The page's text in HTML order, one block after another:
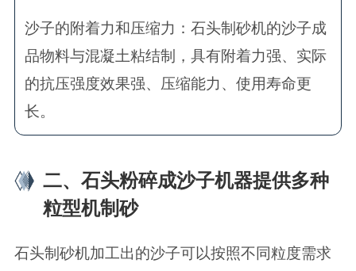
沙子的附着力和压缩力：石头制砂机的沙子成
品物料与混凝土粘结制，具有附着力强、实际
的抗压强度效果强、压缩能力、使用寿命更
长。
二、石头粉碎成沙子机器提供多种
粒型机制砂
石头制砂机加工出的沙子可以按照不同粒度需求